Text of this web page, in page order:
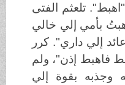
تلعثم الفتى
إلي خالي
إلي داري". كرر
إذن"، ولم
بقوة إلي